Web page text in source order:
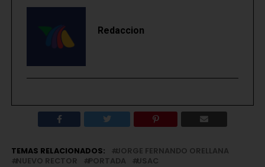
Redaccion
TEMAS RELACIONADOS:
JORGE FERNANDO ORELLANA
NUEVO RECTOR
PORTADA USAC